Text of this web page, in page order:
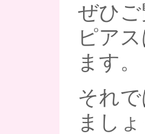
ぜひ
ピア
ます。
それ
まし